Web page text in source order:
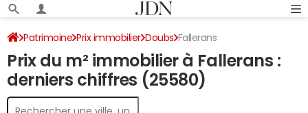
Patrimoine Prix immobilier Doubs Fallerans
Prix du m² immobilier à Fallerans :
derniers chiffres (25580)